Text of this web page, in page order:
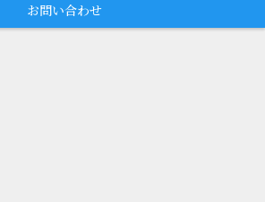
お問い合わせ